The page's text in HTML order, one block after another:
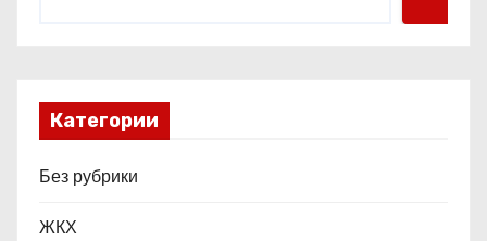
Категории
Без рубрики
ЖКХ